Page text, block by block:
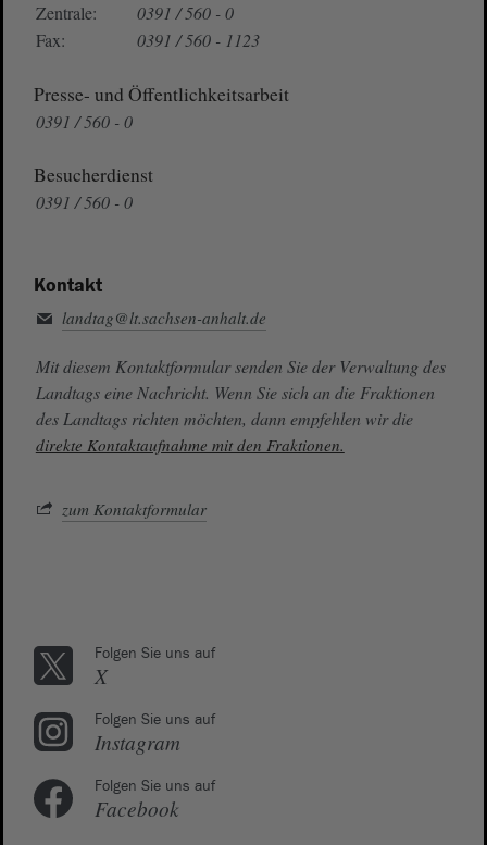
Zentrale:
0391 / 560 - 0
Fax:
0391 / 560 - 1123
Presse- und Öffentlichkeitsarbeit
0391 / 560 - 0
Besucherdienst
0391 / 560 - 0
Kontakt
landtag@lt.sachsen-anhalt.de
Mit diesem Kontaktformular senden Sie der Verwaltung des
Landtags eine Nachricht. Wenn Sie sich an die Fraktionen
des Landtags richten möchten, dann empfehlen wir die
direkte Kontaktaufnahme mit den Fraktionen.
zum Kontaktformular
Folgen Sie uns auf
X
Folgen Sie uns auf
Instagram
Folgen Sie uns auf
Facebook